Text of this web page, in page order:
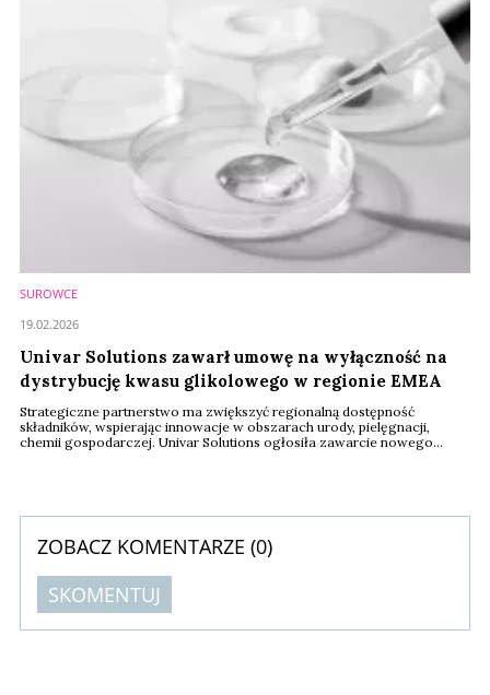
SUROWCE
Univar Solutions zawarł umowę na wyłączność na
dystrybucję kwasu glikolowego w regionie EMEA
Strategiczne partnerstwo ma zwiększyć regionalną dostępność
składników, wspierając innowacje w obszarach urody, pielęgnacji,
chemii gospodarczej. Univar Solutions ogłosiła zawarcie nowego
19.02.2026
ZOBACZ KOMENTARZE (0)
SKOMENTUJ